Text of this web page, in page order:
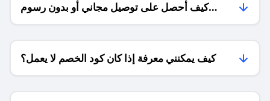
كيف أحصل على توصيل مجاني أو بدون رسوم
الشحن ؟
كيف يمكنني معرفة إذا كان كود الخصم لا يعمل؟